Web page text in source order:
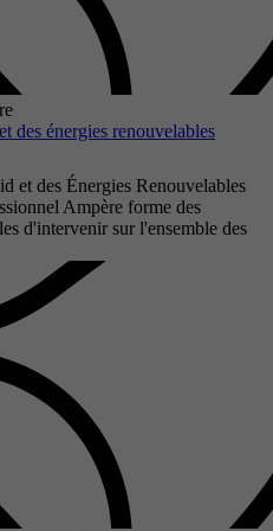
des énergies renouvelables
et des Énergies Renouvelables
Ampère forme des
d'intervenir sur l'ensemble des